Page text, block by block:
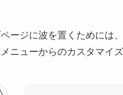
ージに波を置くためには、
ニューからのカスタマイズ